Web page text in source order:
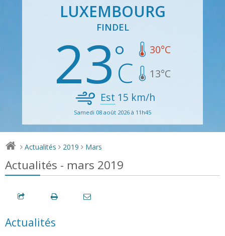
LUXEMBOURG
FINDEL
23 30°C
13°C
Est 15 km/h
Samedi 08 août 2026 à 11h45
> Actualités > 2019 > Mars
Actualités - mars 2019
Actualités